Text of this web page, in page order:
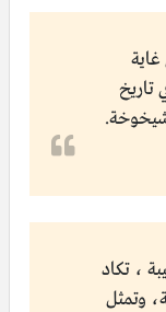
تاريخ
شيخوخة.
، تكاد
وتمثل